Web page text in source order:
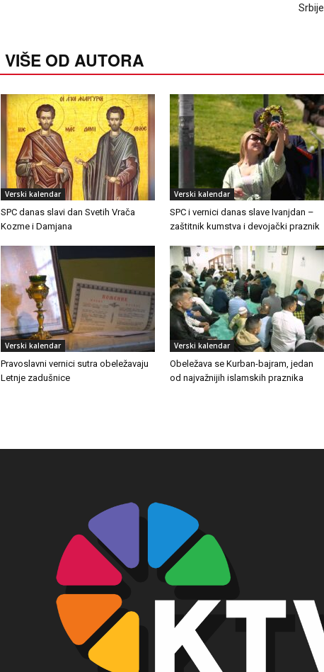
Srbije
VIŠE OD AUTORA
Verski kalendar
SPC danas slavi dan Svetih Vrača
Kozme i Damjana
Verski kalendar
SPC i vernici danas slave Ivanjdan –
zaštitnik kumstva i devojački praznik
Verski kalendar
Pravoslavni vernici sutra obeležavaju
Letnje zadušnice
Verski kalendar
Obeležava se Kurban-bajram, jedan
od najvažnijih islamskih praznika